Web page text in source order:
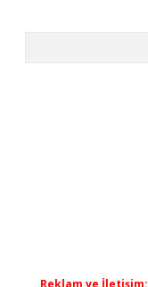
Reklam ve İletişim: